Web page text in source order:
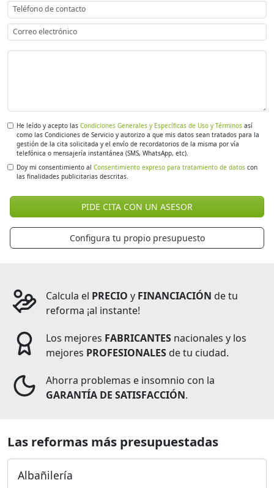
He leído y acepto las Condiciones Generales y Específicas de Uso y Términos así
como las Condiciones de Servicio y autorizo a que mis datos sean tratados para la
gestión de la cita solicitada y el envío de recordatorios de la misma por vía
telefónica o mensajería instantánea (SMS, WhatsApp, etc).
Doy mi consentimiento al Consentimiento expreso para tratamiento de datos con
las finalidades publicitarias descritas.
PIDE CITA CON UN ASESOR
Configura tu propio presupuesto
Calcula el PRECIO y FINANCIACIÓN de tu
reforma ¡al instante!
Los mejores FABRICANTES nacionales y los
mejores PROFESIONALES de tu ciudad.
Ahorra problemas e insomnio con la
GARANTÍA DE SATISFACCIÓN.
Las reformas más presupuestadas
Albañilería